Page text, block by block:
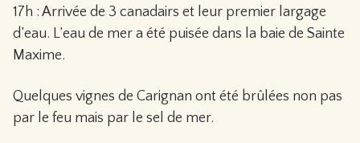
17h : Arrivée de 3 canadairs et leur premier largage
d’eau. L’eau de mer a été puisée dans la baie de Sainte
Maxime.
Quelques vignes de Carignan ont été brûlées non pas
par le feu mais par le sel de mer.